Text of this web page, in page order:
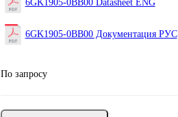
6GK1905-0BB00 Datasheet ENG
6GK1905-0BB00 Документация РУС
По запросу